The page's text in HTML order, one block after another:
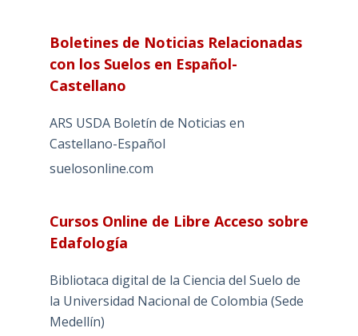
Boletines de Noticias Relacionadas
con los Suelos en Español-
Castellano
ARS USDA Boletín de Noticias en
Castellano-Español
suelosonline.com
Cursos Online de Libre Acceso sobre
Edafología
Bibliotaca digital de la Ciencia del Suelo de
la Universidad Nacional de Colombia (Sede
Medellín)